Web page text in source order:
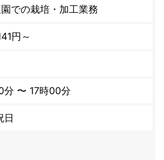
での栽培・加工業務
円～
分 〜 17時00分
日